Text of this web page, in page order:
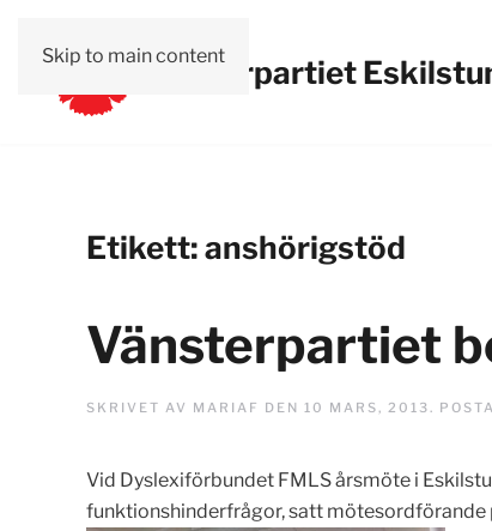
Skip to main contentVänsterpartiet
Etikett:anshörigstöd
Vänsterpartiet
SKRIVET AV MARIAF DEN 10 MARS, 2013.
Vid Dyslexiförbundet FMLS årsmöte i
funktionshinderfrågor, satt mötesordförande